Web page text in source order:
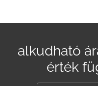
alkudható
érték